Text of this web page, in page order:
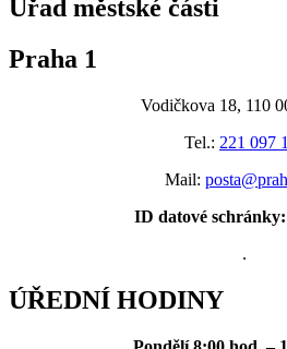
Úřad městské části
Praha 1
Vodičkova 18, 110
Tel.: 221 097
Mail:
ID datové schránky:
.
ÚŘEDNÍ HODINY